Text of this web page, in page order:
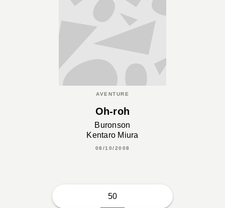
AVENTURE
Oh-roh
Buronson
Kentaro Miura
08/10/2008
50